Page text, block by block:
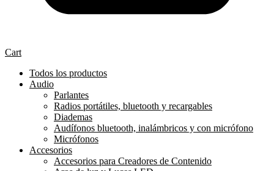
Cart
Todos los productos
Audio
Parlantes
Radios portátiles, bluetooth y recargables
Diademas
Audífonos bluetooth, inalámbricos y con micrófono
Micrófonos
Accesorios
Accesorios para Creadores de Contenido